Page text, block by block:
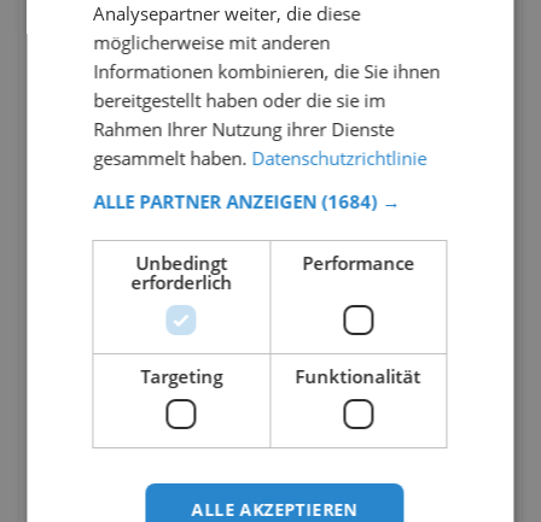
Analysepartner weiter, die diese
möglicherweise mit anderen
Informationen kombinieren, die Sie ihnen
bereitgestellt haben oder die sie im
Rahmen Ihrer Nutzung ihrer Dienste
gesammelt haben. Datenschutzrichtlinie
ALLE PARTNER ANZEIGEN (1684) →
Unbedingt
erforderlich
Performance
Targeting Funktionalität
ALLE AKZEPTIEREN